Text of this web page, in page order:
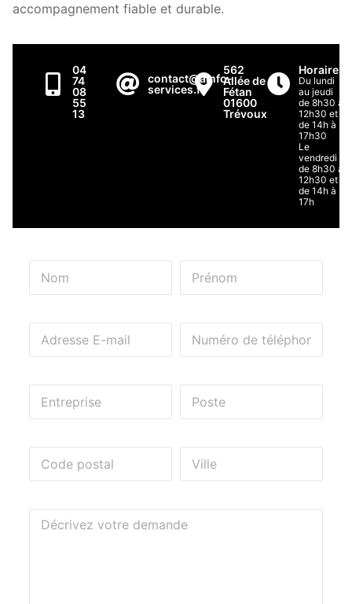
accompagnement fiable et durable.
04
74
08
55
13
contact@ainfo-
services.fr
562
Allée de
Fétan
01600
Trévoux
Horaires
Du lundi
au jeudi
de 8h30 à
12h30 et
de 14h à
17h30
Le
vendredi
de 8h30 à
12h30 et
de 14h à
17h